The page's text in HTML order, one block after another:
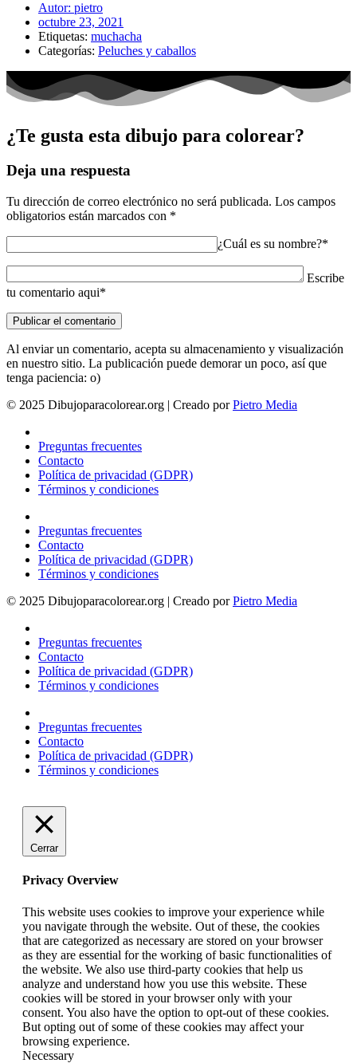
Autor: pietro
octubre 23, 2021
Etiquetas: muchacha
Categorías: Peluches y caballos
¿Te gusta esta dibujo para colorear?
Deja una respuesta
Tu dirección de correo electrónico no será publicada. Los campos
obligatorios están marcados con *
¿Cuál es su nombre?*
Escribe
tu comentario aqui*
Al enviar un comentario, acepta su almacenamiento y visualización
en nuestro sitio. La publicación puede demorar un poco, así que
tenga paciencia: o)
© 2025 Dibujoparacolorear.org | Creado porPietro Media
Preguntas frecuentes
Contacto
Política de privacidad (GDPR)
Términos y condiciones
Preguntas frecuentes
Contacto
Política de privacidad (GDPR)
Términos y condiciones
© 2025 Dibujoparacolorear.org | Creado porPietro Media
Preguntas frecuentes
Contacto
Política de privacidad (GDPR)
Términos y condiciones
Preguntas frecuentes
Contacto
Política de privacidad (GDPR)
Términos y condiciones
Cerrar
Privacy Overview
This website uses cookies to improve your experience while
you navigate through the website. Out of these, the cookies
that are categorized as necessary are stored on your browser
as they are essential for the working of basic functionalities of
the website. We also use third-party cookies that help us
analyze and understand how you use this website. These
cookies will be stored in your browser only with your
consent. You also have the option to opt-out of these cookies.
But opting out of some of these cookies may affect your
browsing experience.
Necessary